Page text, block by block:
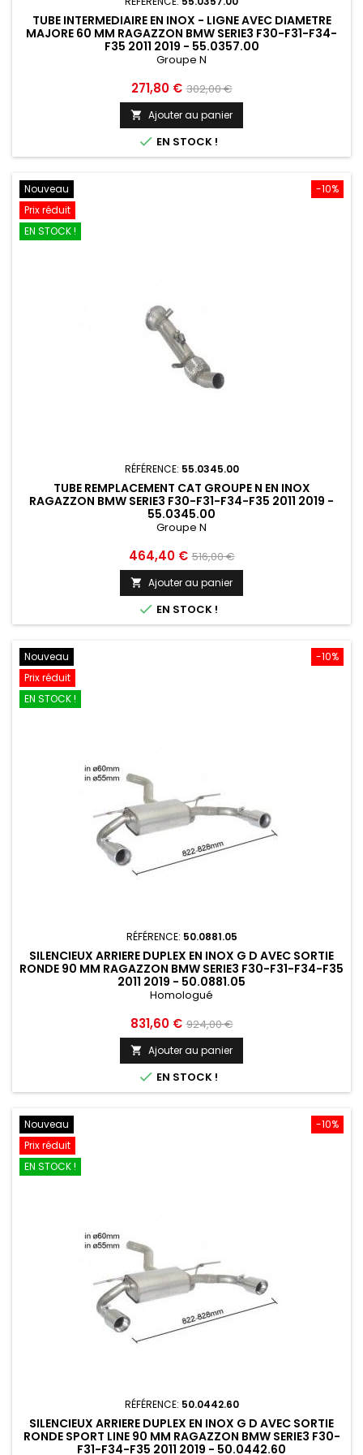
TUBE INTERMEDIAIRE EN INOX - LIGNE AVEC DIAMETRE
MAJORE 60 MM RAGAZZON BMW SERIE3 F30-F31-F34-
F35 2011 2019 - 55.0357.00
Groupe N
Prix
271,80 € Prix
de
base
302,00 €
 Ajouter au panier
 EN STOCK !
-10%
Nouveau
Prix réduit
EN STOCK !
RÉFÉRENCE: 55.0345.00
TUBE REMPLACEMENT CAT GROUPE N EN INOX
RAGAZZON BMW SERIE3 F30-F31-F34-F35 2011 2019 -
55.0345.00
Groupe N
Prix
464,40 € Prix
de
base
516,00 €
 Ajouter au panier
 EN STOCK !
-10%
Nouveau
Prix réduit
EN STOCK !
RÉFÉRENCE: 50.0881.05
SILENCIEUX ARRIERE DUPLEX EN INOX G D AVEC SORTIE
RONDE 90 MM RAGAZZON BMW SERIE3 F30-F31-F34-F35
2011 2019 - 50.0881.05
Homologué
Prix
831,60 € Prix
de
base
924,00 €
 Ajouter au panier
 EN STOCK !
-10%
Nouveau
Prix réduit
EN STOCK !
RÉFÉRENCE: 50.0442.60
SILENCIEUX ARRIERE DUPLEX EN INOX G D AVEC SORTIE
RONDE SPORT LINE 90 MM RAGAZZON BMW SERIE3 F30-
F31-F34-F35 2011 2019 - 50.0442.60